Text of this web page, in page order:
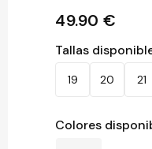
49.90 €
Tallas
19 20 21
Colores